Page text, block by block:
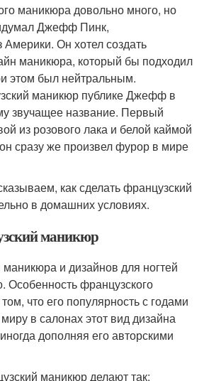
маникюра довольно много, но
Джефф Пинк,
Он хотел создать
маникюра, который бы подходил
этом был нейтральным.
маникюр публике Джефф в
звучащее название. Первый
из розового лака и белой каймой
сразу же произвел фурор в мире
как сделать французский
в домашних условиях.
маникюр
и дизайнов для ногтей
Особенность французского
что его популярность с годами
в салонах этот вид дизайна
дополняя его авторскими
маникюр делают так: